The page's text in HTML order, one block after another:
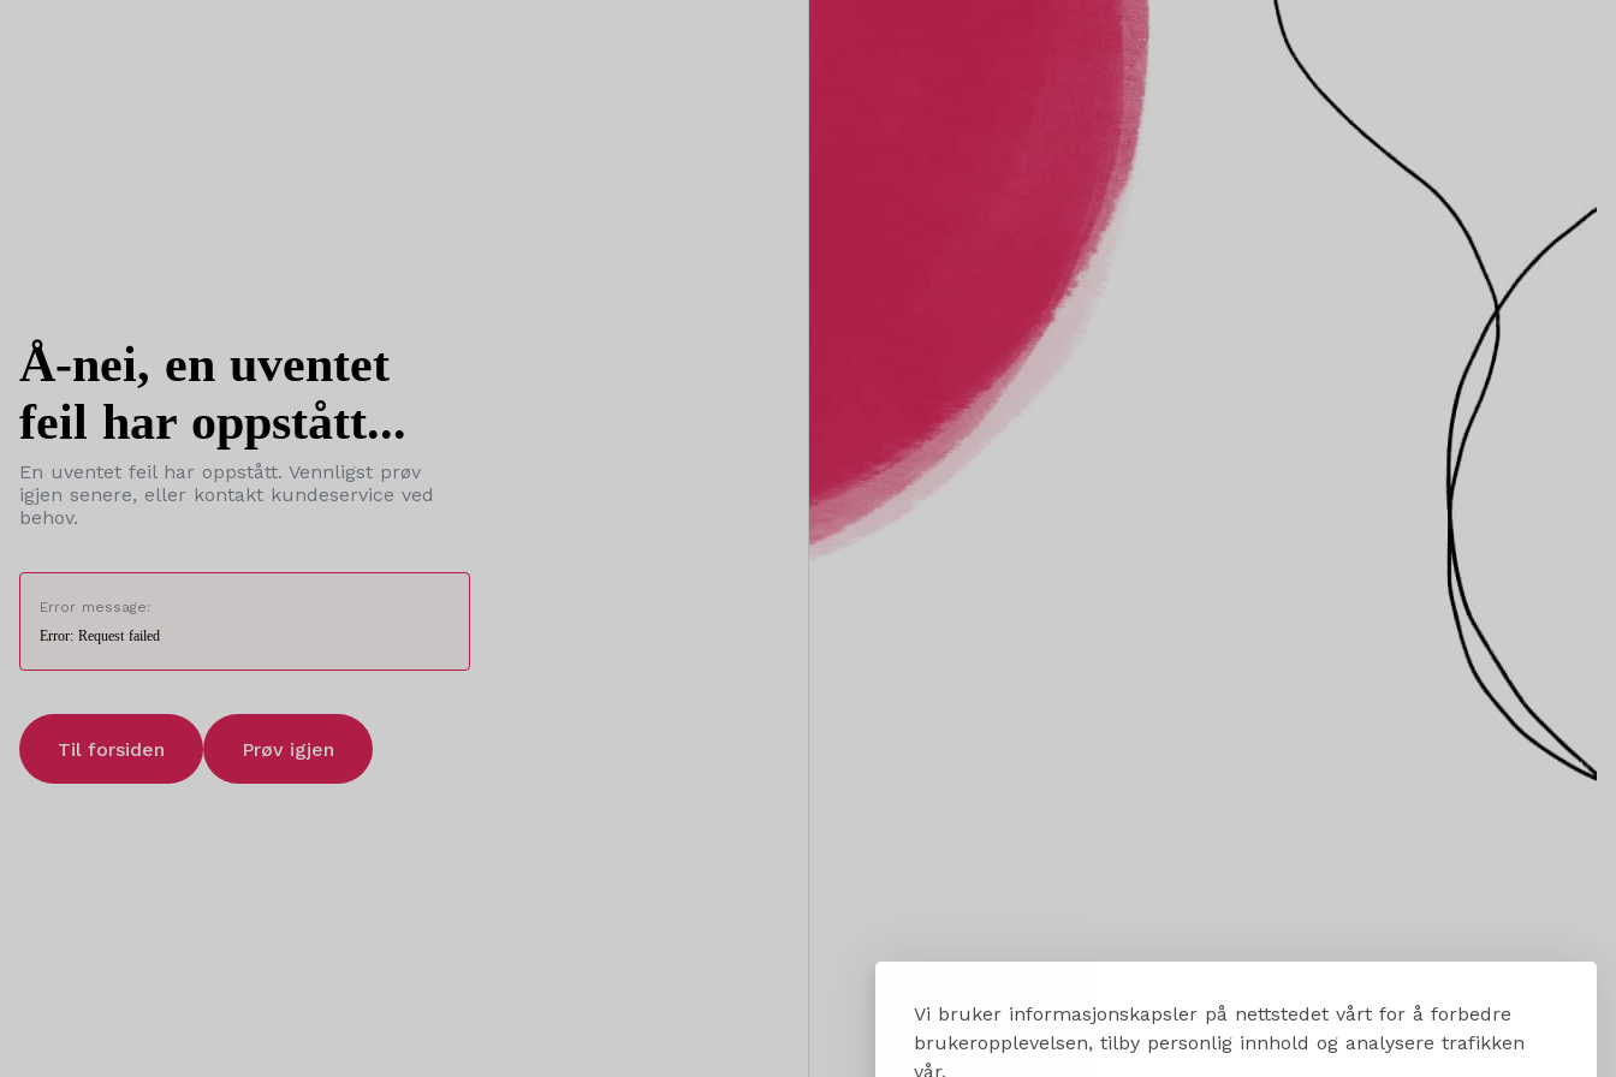
Vi bruker informasjonskapsler på nettstedet vårt for å forbedre
brukeropplevelsen, tilby personlig innhold og analysere trafikken
vår.
Å-nei, en uventet
feil har oppstått...
En uventet feil har oppstått. Vennligst prøv
igjen senere, eller kontakt kundeservice ved
behov.
Error message:
Error: Request failed
Til forsiden Prøv igjen